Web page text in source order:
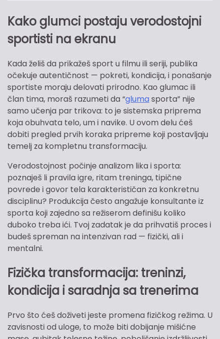
Kako glumci postaju verodostojni
sportisti na ekranu
Kada želiš da prikažeš sport u filmu ili seriji, publika
očekuje autentičnost — pokreti, kondicija, i ponašanje
sportiste moraju delovati prirodno. Kao glumac ili
član tima, moraš razumeti da “gluma sporta” nije
samo učenja par trikova: to je sistemska priprema
koja obuhvata telo, um i navike. U ovom delu ćeš
dobiti pregled prvih koraka pripreme koji postavljaju
temelj za kompletnu transformaciju.
Verodostojnost počinje analizom lika i sporta:
poznaješ li pravila igre, ritam treninga, tipične
povrede i govor tela karakterističan za konkretnu
disciplinu? Produkcija često angažuje konsultante iz
sporta koji zajedno sa režiserom definišu koliko
duboko treba ići. Tvoj zadatak je da prihvatiš proces i
budeš spreman na intenzivan rad — fizički, ali i
mentalni.
Fizička transformacija: treninzi,
kondicija i saradnja sa trenerima
Prvo što ćeš doživeti jeste promena fizičkog režima. U
zavisnosti od uloge, to može biti dobijanje mišićne